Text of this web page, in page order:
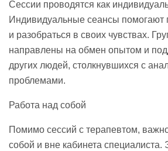
Сессии проводятся как
Индивидуальные сеансы помогают
и разобраться в своих чувствах.
направлены на обмен опытом и
других людей, столкнувшихся с
проблемами.
Работа над собой
Помимо сессий с терапевтом,
собой и вне кабинета специалиста.